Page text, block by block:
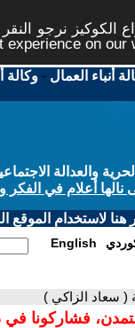
نرجو
on our
أنباء العمال -وكالة
والعدالة
أعلام في الفكر
لاستخدام الموقع
English
( سعاد الزاكي )
فشاركونا